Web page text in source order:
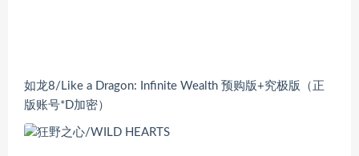
如龙8/Like a Dragon: Infinite Wealth 预购版+究极版（正
版账号*D加密）